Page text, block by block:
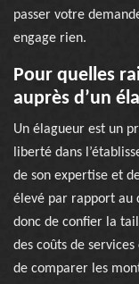
passer votre
engage rien.
Pour quelles
auprès d’un
Un élagueur est un
liberté dans
de son expertise et
élevé par rapport au
donc de confier la
des coûts de
de comparer les